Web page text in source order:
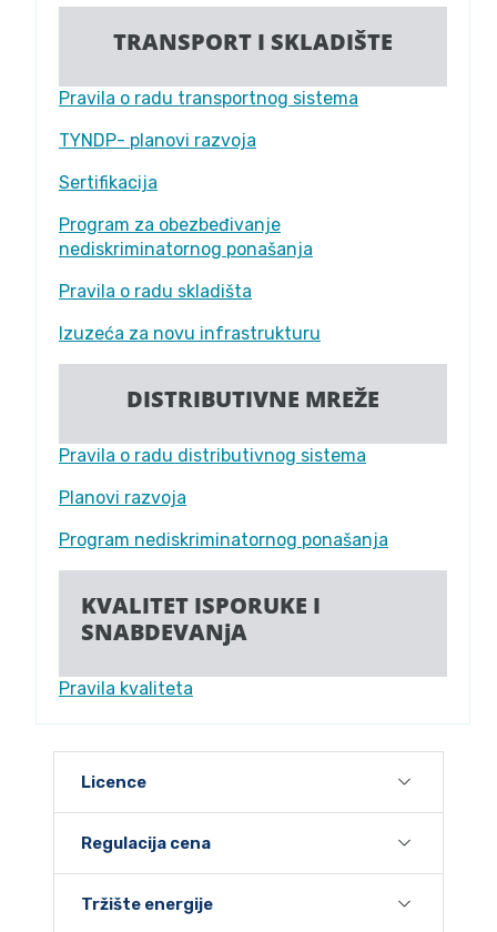
TRANSPORT I SKLADIŠTE
Pravila o radu transportnog sistema
TYNDP- planovi razvoja
Sertifikacija
Program za obezbeđivanje
nediskriminatornog ponašanja
Pravila o radu skladišta
Izuzeća za novu infrastrukturu
DISTRIBUTIVNE MREŽE
Pravila o radu distributivnog sistema
Planovi razvoja
Program nediskriminatornog ponašanja
KVALITET ISPORUKE I
SNABDEVANjA
Pravila kvaliteta
Licence
Regulacija cena
Tržište energije